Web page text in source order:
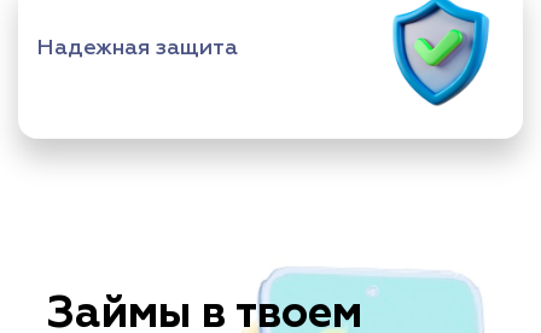
Надежная защита
Займы в твоем